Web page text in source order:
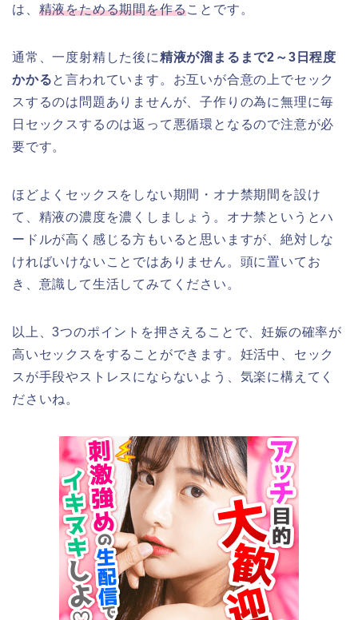
は、 精液をためる期間を作ることです。
通常、一度射精した後に精液が溜まるまで2～3日程度
かかると言われています。お互いが合意の上でセック
スするのは問題ありませんが、子作りの為に無理に毎
日セックスするのは返って悪循環となるので注意が必
要です。
ほどよくセックスをしない期間・オナ禁期間を設け
て、精液の濃度を濃くしましょう。オナ禁というとハ
ードルが高く感じる方もいると思いますが、絶対しな
ければいけないことではありません。頭に置いてお
き、意識して生活してみてください。
以上、3つのポイントを押さえることで、妊娠の確率が
高いセックスをすることができます。妊活中、セック
スが手段やストレスにならないよう、気楽に構えてく
ださいね。